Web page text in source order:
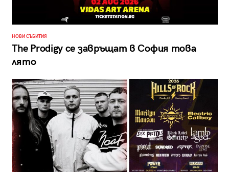
НОВИ СЪБИТИЯ
The Prodigy се завръщат в София това
лято